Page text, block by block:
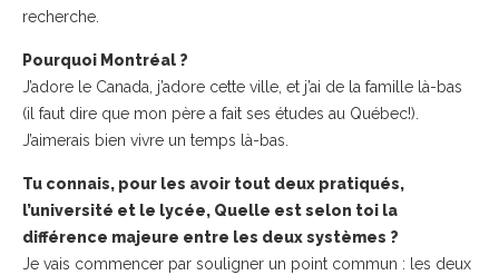
recherche.
Pourquoi Montréal ?
J’adore le Canada, j’adore cette ville, et j’ai de la famille là-bas
(il faut dire que mon père a fait ses études au Québec!).
J’aimerais bien vivre un temps là-bas.
Tu connais, pour les avoir tout deux pratiqués,
l’université et le lycée, Quelle est selon toi la
différence majeure entre les deux systèmes ?
Je vais commencer par souligner un point commun : les deux